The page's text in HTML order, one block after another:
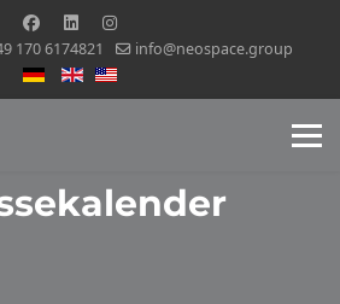
170 6174821
info@neospace.group
Sprache auswählen